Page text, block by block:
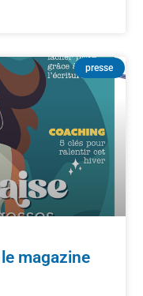
presse
magazine